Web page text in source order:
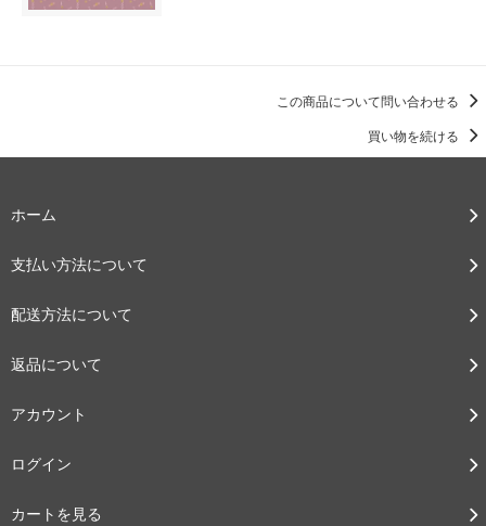
この商品について問い合わせる
買い物を続ける
ホーム
支払い方法について
配送方法について
返品について
アカウント
ログイン
カートを見る